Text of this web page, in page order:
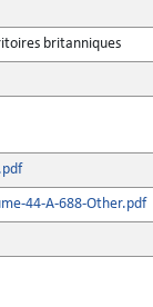
britanniques
44-A-688-Other.pdf